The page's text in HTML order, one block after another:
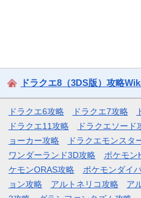
ドラクエ8（3DS版）攻略
ドラクエ6攻略 ドラクエ7攻略
ドラクエ11攻略
ドラクエソード
ョーカー攻略
ドラクエモンスタ
ワンダーランド3D攻略
ポケモン
ケモンORAS攻略
ポケモンダイ
ョン攻略
アルトネリコ攻略 ア